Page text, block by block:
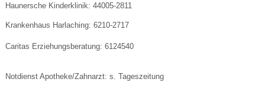
Haunersche Kinderklinik: 44005-2811
Krankenhaus Harlaching: 6210-2717
Caritas Erziehungsberatung: 6124540
Notdienst Apotheke/Zahnarzt: s. Tageszeitung